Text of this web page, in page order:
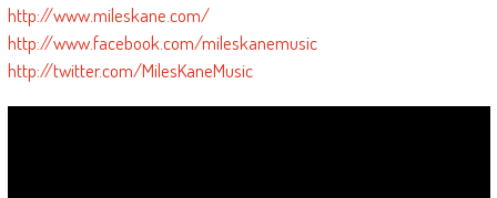
http://www.mileskane.com/
http://www.facebook.com/mileskanemusic
http://twitter.com/MilesKaneMusic